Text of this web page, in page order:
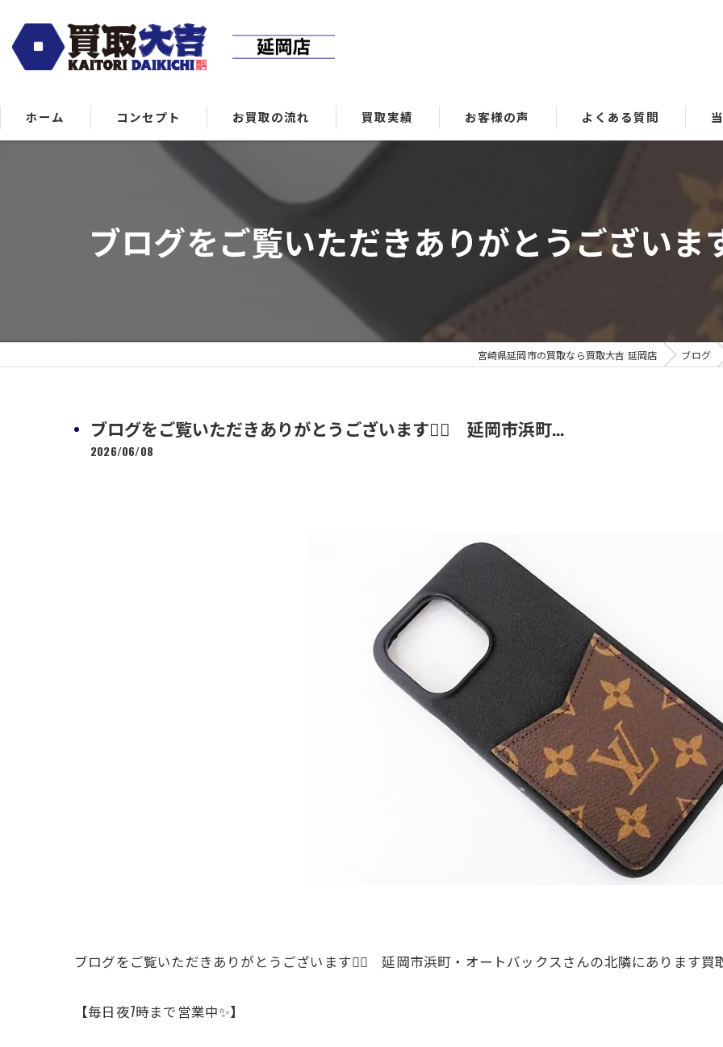
ホーム コンセプト お買取の流れ 買取実績 お客様の声 よくある質問
時計
ブログをご覧いただきありがとうござい
宮崎県延岡市の買取なら買取大吉 延岡店 ブログ
ブログをご覧いただきありがとうございます🙇‍♀️ 延岡市浜町...
2026/06/08
ブログをご覧いただきありがとうございます🙇‍♀️ 延岡市浜町・オートバックスさんの北隣にあります買
【毎日夜7時まで営業中✨】